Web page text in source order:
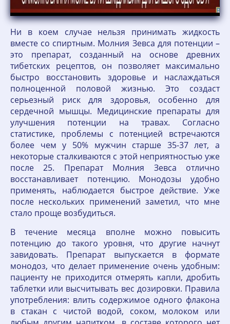
Ни в коем случае нельзя принимать жидкость
вместе со спиртным. Молния Зевса для потенции –
это препарат, созданный на основе древних
тибетских рецептов, он позволяет максимально
быстро восстановить здоровье и наслаждаться
полноценной половой жизнью. Это создаст
серьезный риск для здоровья, особенно для
сердечной мышцы. Медицинские препараты для
улучшения потенции на травах. Согласно
статистике, проблемы с потенцией встречаются
более чем у 50% мужчин старше 35-37 лет, а
некоторые сталкиваются с этой неприятностью уже
после 25. Препарат Молния Зевса отлично
восстанавливает потенцию. Монодозы удобно
применять, наблюдается быстрое действие. Уже
после нескольких применений заметил, что мне
стало проще возбудиться.
В течение месяца вполне можно повысить
потенцию до такого уровня, что другие начнут
завидовать. Препарат выпускается в формате
монодоз, что делает применение очень удобным:
пациенту не приходится отмерять капли, дробить
таблетки или высчитывать вес дозировки. Правила
употребления: влить содержимое одного флакона
в стакан с чистой водой, соком, молоком или